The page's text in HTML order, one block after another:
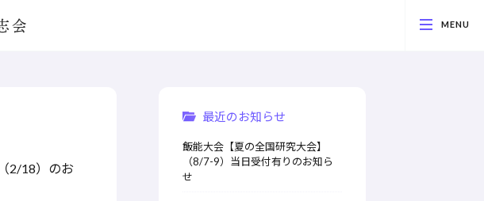
2/18）のお
最近のお知らせ
飯能大会【夏の全国研究大会】
（8/7-9）当日受付有りのお知ら
せ